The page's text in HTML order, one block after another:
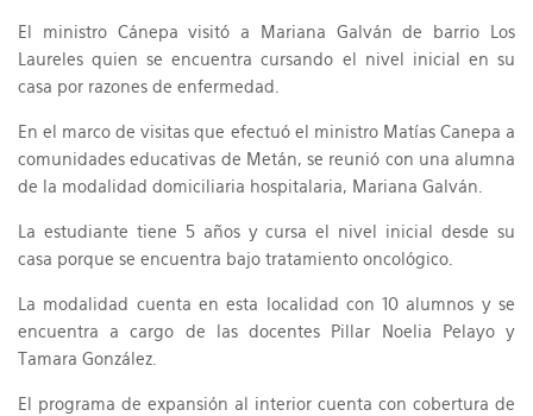
El ministro Cánepa visitó a Mariana Galván de barrio Los
Laureles quien se encuentra cursando el nivel inicial en su
casa por razones de enfermedad.
En el marco de visitas que efectuó el ministro Matías Canepa a
comunidades educativas de Metán, se reunió con una alumna
de la modalidad domiciliaria hospitalaria, Mariana Galván.
La estudiante tiene 5 años y cursa el nivel inicial desde su
casa porque se encuentra bajo tratamiento oncológico.
La modalidad cuenta en esta localidad con 10 alumnos y se
encuentra a cargo de las docentes Pillar Noelia Pelayo y
Tamara González.
El programa de expansión al interior cuenta con cobertura de